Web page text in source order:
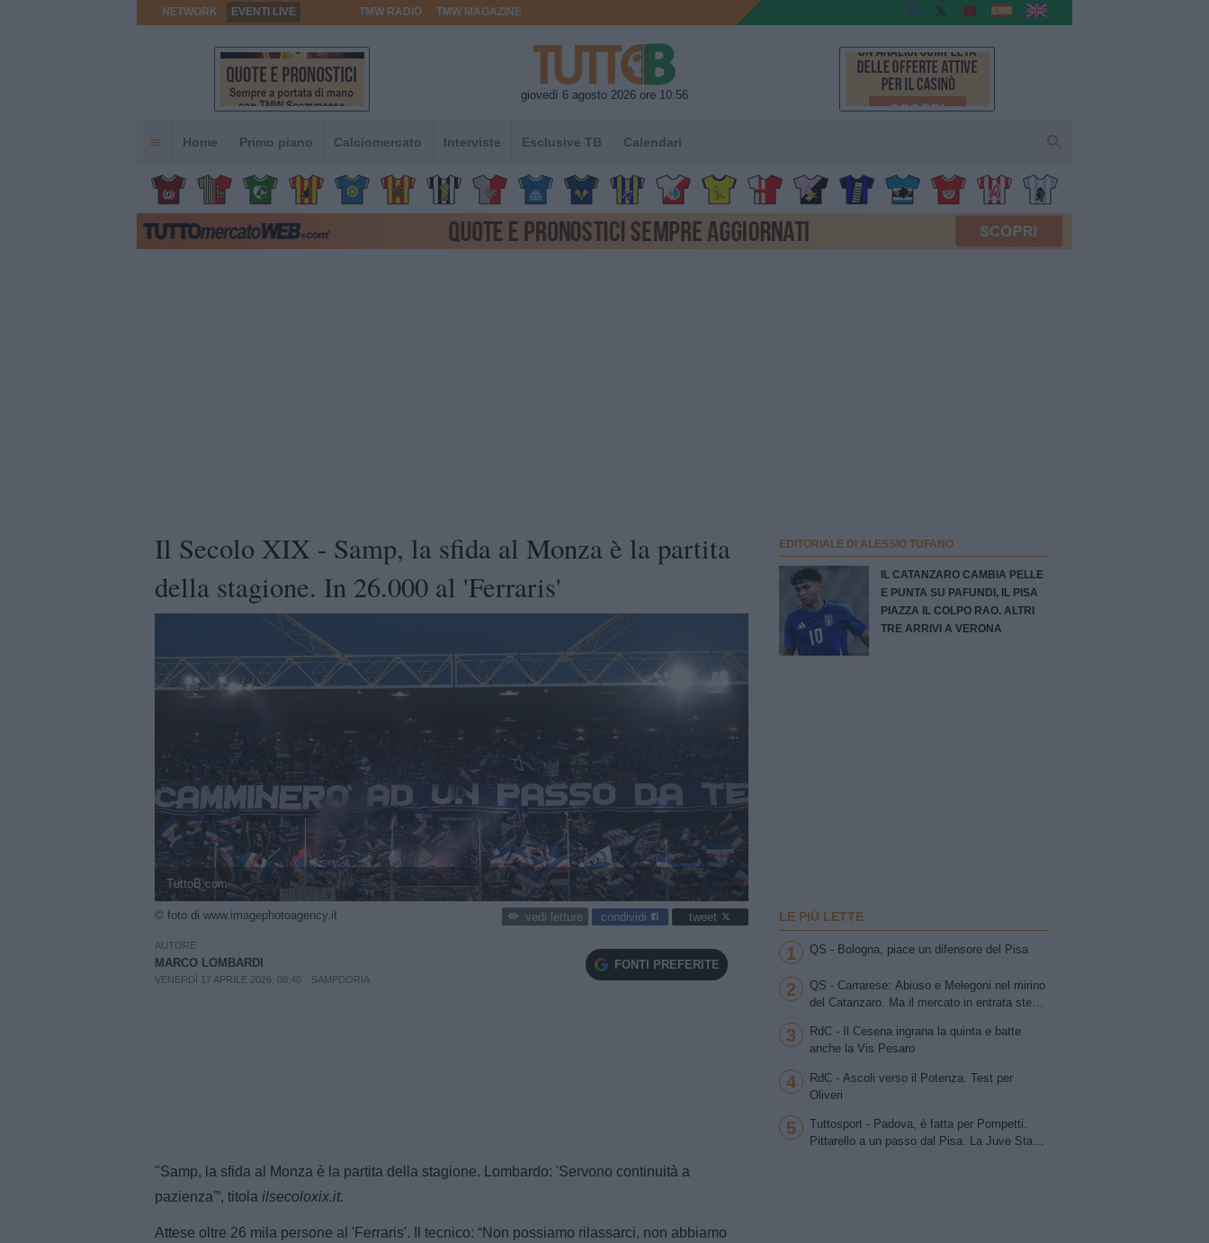
NETWORK EVENTI LIVE TMW RADIO TMW MAGAZINE
giovedì 6 agosto 2026 ore 10:56
Home Primo piano Calciomercato Interviste Esclusive TB Calendari
Il Secolo XIX - Samp, la sfida al Monza è la partita
della stagione. In 26.000 al 'Ferraris'
TuttoB.com
© foto di www.imagephotoagency.it vedi letture condividi tweet
AUTORE
MARCO LOMBARDI
VENERDÌ 17 APRILE 2026, 08:40 SAMPDORIA
FONTI PREFERITE
"Samp, la sfida al Monza è la partita della stagione. Lombardo: 'Servono continuità a
pazienza'”, titola ilsecoloxix.it.
Attese oltre 26 mila persone al 'Ferraris'. Il tecnico: “Non possiamo rilassarci, non abbiamo
EDITORIALE DI ALESSIO TUFANO
IL CATANZARO CAMBIA PELLE
E PUNTA SU PAFUNDI, IL PISA
PIAZZA IL COLPO RAO. ALTRI
TRE ARRIVI A VERONA
LE PIÙ LETTE
1 QS - Bologna, piace un difensore del Pisa
2
QS - Carrarese: Abiuso e Melegoni nel mirino
del Catanzaro. Ma il mercato in entrata stenta
3
RdC - Il Cesena ingrana la quinta e batte
anche la Vis Pesaro
4
RdC - Ascoli verso il Potenza. Test per
Oliveri
5
Tuttosport - Padova, è fatta per Pompetti.
Pittarello a un passo dal Pisa. La Juve Stabia